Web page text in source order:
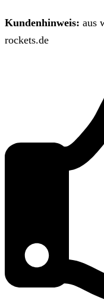
Kundenhinweis: aus
rockets.de